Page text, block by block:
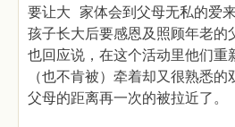
要让大 家体会到父母无私的爱
孩子长大后要感恩及照顾年老的
也回应说，在这个活动里他们重
（也不肯被）牵着却又很熟悉
父母的距离再一次的被拉近了。